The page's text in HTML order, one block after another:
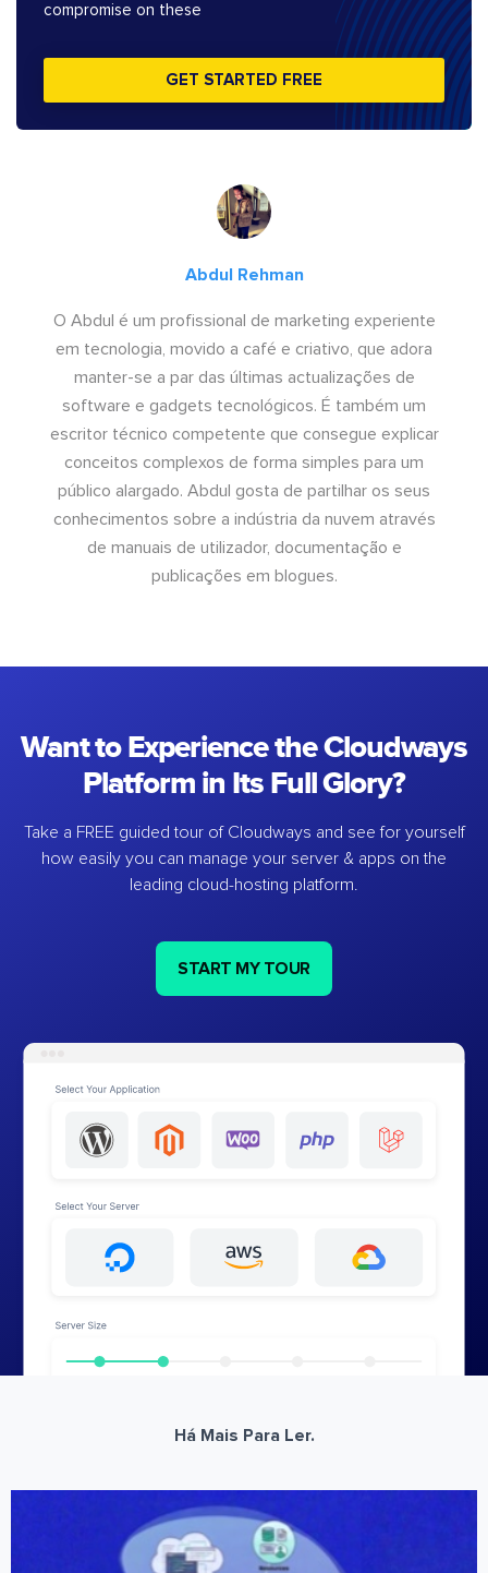
compromise on these
GET STARTED FREE
Abdul Rehman
O Abdul é um profissional de marketing experiente
em tecnologia, movido a café e criativo, que adora
manter-se a par das últimas actualizações de
software e gadgets tecnológicos. É também um
escritor técnico competente que consegue explicar
conceitos complexos de forma simples para um
público alargado. Abdul gosta de partilhar os seus
conhecimentos sobre a indústria da nuvem através
de manuais de utilizador, documentação e
publicações em blogues.
Want to Experience the Cloudways
Platform in Its Full Glory?
Take a FREE guided tour of Cloudways and see for yourself
how easily you can manage your server & apps on the
leading cloud-hosting platform.
START MY TOUR
Há Mais Para Ler.